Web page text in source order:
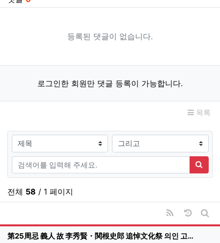
등록된 댓글이 없습니다.
로그인한 회원만 댓글 등록이 가능합니다.
목록
검색대상
검색어
검색
전체 58 / 1 페이지
RSS
날짜순
게
第25周忌 義人 故 李秀賢・関根史郎 追悼文化祭 의인 고…